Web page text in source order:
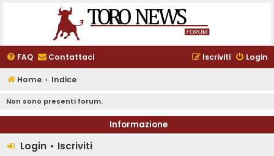
FAQ Contattaci Login
Iscriviti
Home Indice
Non sono presenti forum.
Informazione
Login • Iscriviti